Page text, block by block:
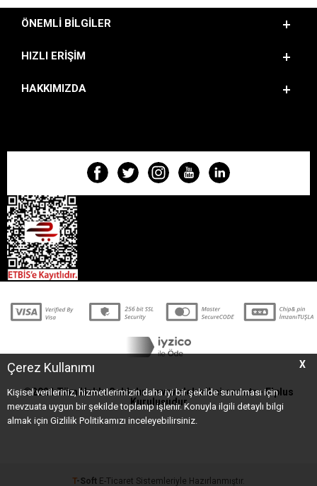
X
Çerez Kullanımı
Kişisel verileriniz, hizmetlerimizin daha iyi bir şekilde sunulması için
mevzuata uygun bir şekilde toplanıp işlenir. Konuyla ilgili detaylı bilgi
almak için Gizlilik Politikamızı inceleyebilirsiniz.
ÖNEMLI BILGILER
HIZLI ERIŞIM
HAKKIMIZDA
©2021 Tüm Hakkı Saklıdır - www.elektrikci.com.tr -Elplus
Kuruluşudur
T-Soft E-Ticaret Sistemleriyle Hazırlanmıştır.